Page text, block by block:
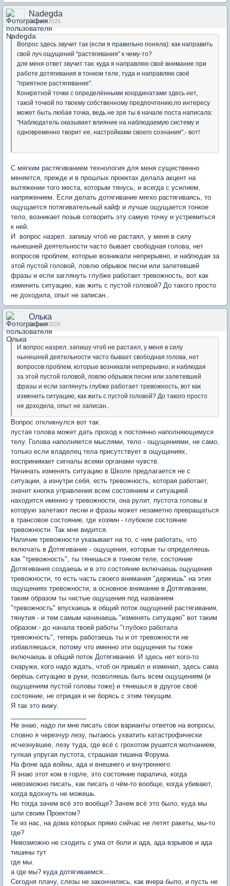
Nadegda
04 июн 2026
Вопрос здесь звучит так (если я правильно поняла): как направить
свой луч ощущений "растягивания" к чему-то?
для меня ответ звучит так: куда я направляю своё внимание при
работе дотягивания в тонком теле, туда и направляю своё
"приятное растягивание".
Конкретной точки с определёнными координатами здесь нет,
такой точкой по твоему собственному предпочтению,по интересу
может быть любая точка, ведь не зря ты в начале поста написала:
"Наблюдатель оказывает влияние на наблюдаемую систему и
одновременно творит ее, настройками своего сознания",- вот!
С мягким растягиванием технология для меня существенно
меняется, прежде и в прошлых проектах делала акцент на
вытяжении того места, которым тянусь, и всегда с усилием,
напряжением. Если делать дотягивание мягко растягиваясь, то
ощущается потягивательный кайф и лучше ощущается тонкое
тело, возникает позыв сотворить эту самую точку и устремиться
к ней.
И вопрос назрел. запишу чтоб не растаял, у меня в силу
нынешней деятельности часто бывает свободная голова, нет
вопросов проблем, которые возникали непрерывно, и наблюдая за
этой пустой головой, ловлю обрывок песни или залетевшей
фразы и если заглянуть глубже работает тревожность, вот как
изменить ситуацию, как жить с пустой головой? До такого просто
не доходила, опыт не записан..
Олька
04 июн 2026
И вопрос назрел. запишу чтоб не растаял, у меня в силу
нынешней деятельности часто бывает свободная голова, нет
вопросов проблем, которые возникали непрерывно, и наблюдая
за этой пустой головой, ловлю обрывок песни или залетевшей
фразы и если заглянуть глубже работает тревожность, вот как
изменить ситуацию, как жить с пустой головой? До такого просто
не доходила, опыт не записан..
Вопрос откликнулся вот так:
пустая голова может дать проход к постоянно наполняющемуся
телу. Голова наполняется мыслями, тело - ощущениями, не само,
только если владелец тела присутствует в ощущениях,
воспринимает сигналы всеми органами чувств.
Начинать изменять ситуацию в Школе предлагается не с
ситуации, а изнутри себя, есть тревожность, которая работает,
значит кнопка управления всем состоянием и ситуацией
находится именно у тревожности, она рулит, пустота головы в
которую залетают песни и фразы может незаметно превращаться
в трансовое состояние, где хозяин - глубокое состояние
тревожности. Так мне видится.
Наличие тревожности указывает на то, с чем работать, что
включать в Дотягивание - ощущения, которые ты определяешь
как "тревожность", ты тянешься в тонком теле, состояние
Дотягивания создаешь и в это состояние включаешь ощущения
тревожности, то есть часть своего внимания "держишь" на этих
ощущениях тревожности, а основное внимание в Дотягивании,
таким образом ты чистые ощущения под названием
"тревожность" впускаешь в общий поток ощущений растягивания,
тянутия - и тем самым начинаешь "изменять ситуацию" вот таким
образом:- до начала твоей работы "глубоко работала
тревожность", теперь работаешь ты и от тревожности не
избавляешься, потому что именно эти ощущения ты тоже
включаешь в общий поток Дотягивания. И здесь нет кого-то
снаружи, кого надо ждать, чтоб он пришёл и изменил, здесь сама
берёшь ситуацию в руки, позволяешь быть всем ощущениям (и
ощущениям пустой головы тоже) и тянешься в другое своё
состояние, не отрицая и не борясь с этим текущим.
Я так это вижу.
Не знаю, надо ли мне писать свои варианты ответов на вопросы,
словно я черезчур лезу, пытаюсь ухватить катастрофически
исчезнувшее, лезу туда, где всё с грохотом рушится молчанием,
гулкая упругая пустота, страшная тишина Форума.
На фоне ада войны, ада и внешнего и внутреннего.
Я знаю этот ком в горле, это состояние паралича, когда
невозможно писать, как писать о чём-то вообще, когда убивают,
когда вдохнуть не можешь.
Но тогда зачем всë это вообще? Зачем всë это было, куда мы
шли своим Проектом?
Те из нас, на дома которых прямо сейчас не летят ракеты, мы-то
где?
Невозможно не сходить с ума от боли и ада, ада взрывов и ада
тишины тут
где мы.
а где мы? куда дотягиваемся...
Сегодня плачу, слезы не закончились, как вчера было, и пусть не